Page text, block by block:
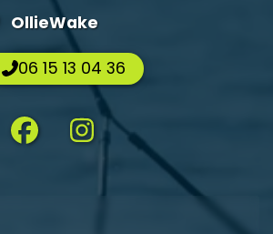
OllieWake
06 15 13 04 36